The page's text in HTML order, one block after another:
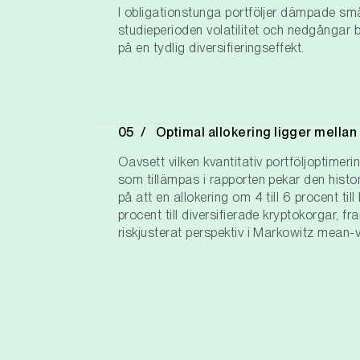
I obligationstunga portföljer dämpade
studieperioden volatilitet och nedgångar
på en tydlig diversifieringseffekt.
Optimal allokering ligger
Oavsett vilken kvantitativ
som tillämpas i rapporten pekar den
på att en allokering om 4 till 6 procent till
procent till diversifierade kryptokorgar,
riskjusterat perspektiv i Markowitz mean-